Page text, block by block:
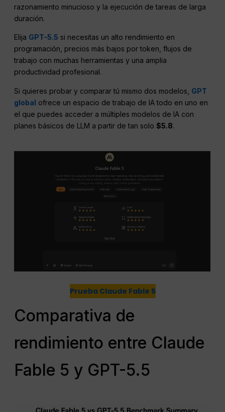
razonamiento minucioso y la ejecución de tareas de larga
duración.
Elija GPT-5.5 si necesitas un alto rendimiento en
programación, precios más bajos por token, flujos de
trabajo con muchas herramientas y una amplia
productividad profesional.
Si quieres probar y comparar tú mismo dos modelos, GPT
global ofrece un espacio de trabajo de IA todo en uno en
el que puedes acceder a múltiples modelos de IA con
planes básicos de LLM a partir de tan solo$5.8.
Prueba Claude Fable 5
Comparativa de
rendimiento entre Claude
Fable 5 y GPT-5.5